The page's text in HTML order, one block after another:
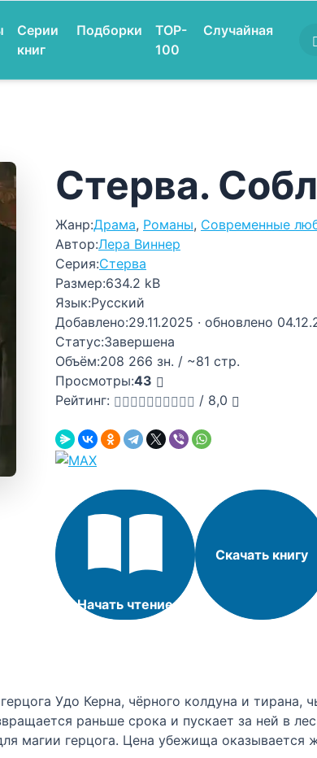
Серии
книг
Подборки
TOP-
100
Случайная
Стерва.
Жанр:Драма, Романы, Современные
Автор:Лера Виннер
Серия:Стерва
Размер:634.2 kB
Язык:Русский
Добавлено:29.11.2025 · обновлено
Статус:Завершена
Объём:208 266 зн. / ~81 стр.
Просмотры:43
Рейтинг:
/ 8,0
Начать чтение
Скачать книгу
Удо Керна, чёрного колдуна и тирана,
раньше срока и пускает за ней в
магии герцога. Цена убежища